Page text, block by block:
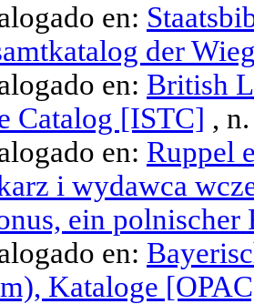
en:
der
en: British
Catalog [ISTC] ,
en: Ruppel
i wydawca
ein
en:
Kataloge